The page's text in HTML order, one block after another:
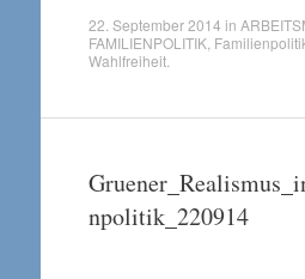
22. September 2014 in
FAMILIENPOLITIK,
Wahlfreiheit.
npolitik_220914